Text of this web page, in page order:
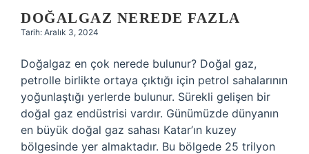
DOĞALGAZ NEREDE FAZLA
Tarih: Aralık 3, 2024
Doğalgaz en çok nerede bulunur? Doğal gaz,
petrolle birlikte ortaya çıktığı için petrol sahalarının
yoğunlaştığı yerlerde bulunur. Sürekli gelişen bir
doğal gaz endüstrisi vardır. Günümüzde dünyanın
en büyük doğal gaz sahası Katar’ın kuzey
bölgesinde yer almaktadır. Bu bölgede 25 trilyon